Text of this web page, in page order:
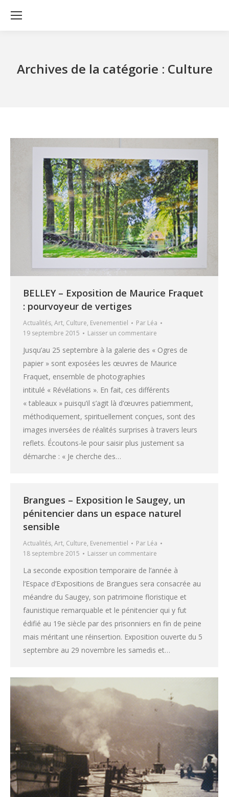
Archives de la catégorie : Culture
BELLEY – Exposition de Maurice Fraquet
: pourvoyeur de vertiges
Actualités, Art, Culture, Evenementiel Par Léa
19 septembre 2015
Laisser un commentaire
Jusqu’au 25 septembre à la galerie des « Ogres de
papier » sont exposées les œuvres de Maurice
Fraquet, ensemble de photographies
intitulé « Révélations ». En fait, ces différents
« tableaux » puisqu’il s’agit là d’œuvres patiemment,
méthodiquement, spirituellement conçues, sont des
images inversées de réalités surprises à travers leurs
reflets. Écoutons-le pour saisir plus justement sa
démarche : « Je cherche des…
Brangues – Exposition le Saugey, un
pénitencier dans un espace naturel
sensible
Actualités, Art, Culture, Evenementiel Par Léa
18 septembre 2015
Laisser un commentaire
La seconde exposition temporaire de l’année à
l’Espace d’Expositions de Brangues sera consacrée au
méandre du Saugey, son patrimoine floristique et
faunistique remarquable et le pénitencier qui y fut
édifié au 19e siècle par des prisonniers en fin de peine
mais méritant une réinsertion. Exposition ouverte du 5
septembre au 29 novembre les samedis et…